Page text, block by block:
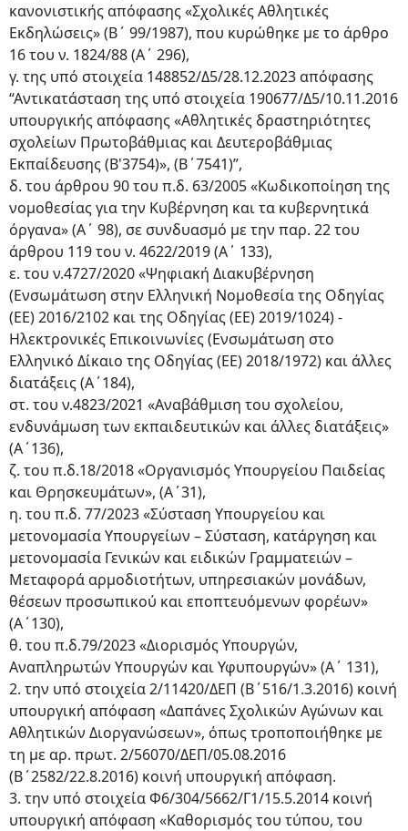
κανονιστικής απόφασης «Σχολικές Αθλητικές
Εκδηλώσεις» (Β΄ 99/1987), που κυρώθηκε με το άρθρο
16 του ν. 1824/88 (Α΄ 296),
γ. της υπό στοιχεία 148852/Δ5/28.12.2023 απόφασης
“Αντικατάσταση της υπό στοιχεία 190677/Δ5/10.11.2016
υπουργικής απόφασης «Αθλητικές δραστηριότητες
σχολείων Πρωτοβάθμιας και Δευτεροβάθμιας
Εκπαίδευσης (Β'3754)», (B΄7541)”,
δ. του άρθρου 90 του π.δ. 63/2005 «Κωδικοποίηση της
νομοθεσίας για την Κυβέρνηση και τα κυβερνητικά
όργανα» (Α΄ 98), σε συνδυασμό με την παρ. 22 του
άρθρου 119 του ν. 4622/2019 (Α΄ 133),
ε. του ν.4727/2020 «Ψηφιακή Διακυβέρνηση
(Ενσωμάτωση στην Ελληνική Νομοθεσία της Οδηγίας
(ΕΕ) 2016/2102 και της Οδηγίας (ΕΕ) 2019/1024) -
Ηλεκτρονικές Επικοινωνίες (Ενσωμάτωση στο
Ελληνικό Δίκαιο της Οδηγίας (ΕΕ) 2018/1972) και άλλες
διατάξεις (Α΄184),
στ. του ν.4823/2021 «Αναβάθμιση του σχολείου,
ενδυνάμωση των εκπαιδευτικών και άλλες διατάξεις»
(Α΄136),
ζ. του π.δ.18/2018 «Οργανισμός Υπουργείου Παιδείας
και Θρησκευμάτων», (Α΄31),
η. του π.δ. 77/2023 «Σύσταση Υπουργείου και
μετονομασία Υπουργείων – Σύσταση, κατάργηση και
μετονομασία Γενικών και ειδικών Γραμματειών –
Μεταφορά αρμοδιοτήτων, υπηρεσιακών μονάδων,
θέσεων προσωπικού και εποπτευόμενων φορέων»
(Α΄130),
θ. του π.δ.79/2023 «Διορισμός Υπουργών,
Αναπληρωτών Υπουργών και Υφυπουργών» (Α΄ 131),
2. την υπό στοιχεία 2/11420/ΔΕΠ (Β΄516/1.3.2016) κοινή
υπουργική απόφαση «Δαπάνες Σχολικών Αγώνων και
Αθλητικών Διοργανώσεων», όπως τροποποιήθηκε με
τη με αρ. πρωτ. 2/56070/ΔΕΠ/05.08.2016
(Β΄2582/22.8.2016) κοινή υπουργική απόφαση.
3. την υπό στοιχεία Φ6/304/5662/Γ1/15.5.2014 κοινή
υπουργική απόφαση «Καθορισμός του τύπου, του